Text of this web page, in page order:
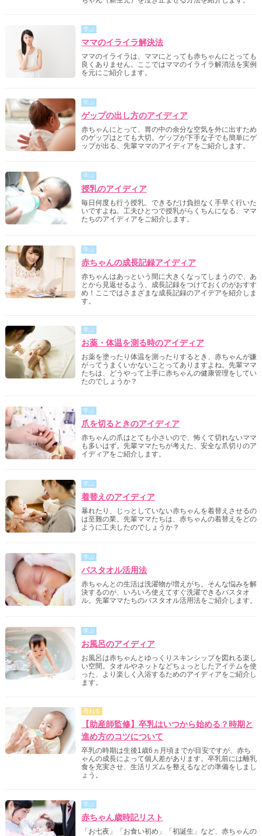
学ぶ
ママのイライラ解決法
ママのイライラは、ママにとっても赤ちゃんにとっても
良くありません。ここではママのイライラ解消法を実例
を元にご紹介します。
学ぶ
ゲップの出し方のアイディア
赤ちゃんにとって、胃の中の余分な空気を外に出すため
のゲップはとても大切。ゲップが下手な子でも簡単にゲ
ップが出る、先輩ママのアイディアをご紹介します。
学ぶ
授乳のアイディア
毎日何度も行う授乳、できるだけ負担なく手早く行いた
いですよね。工夫ひとつで授乳がらくちんになる、ママ
たちのアイディアをご紹介します。
学ぶ
赤ちゃんの成長記録アイディア
赤ちゃんはあっという間に大きくなってしまうので、あ
とから見返せるよう、成長記録をつけておくのがおすす
め！ここではさまざまな成長記録のアイデアを紹介しま
す。
学ぶ
お薬・体温を測る時のアイディア
お薬を塗ったり体温を測ったりするとき、赤ちゃんが嫌
がってうまくいかないことってありますよね。先輩ママ
たちは、どうやって上手に赤ちゃんの健康管理をしてい
たのでしょうか？
学ぶ
爪を切るときのアイディア
赤ちゃんの爪はとても小さいので、怖くて切れないママ
も多いはず。先輩ママたちが考えた、安全な爪切りのア
イディアをご紹介します。
学ぶ
着替えのアイディア
暴れたり、じっとしていない赤ちゃんを着替えさせるの
は至難の業。先輩ママたちは、赤ちゃんの着替えをどの
ように工夫したのでしょうか？
学ぶ
バスタオル活用法
赤ちゃんとの生活は洗濯物が増えがち。そんな悩みを解
決するのが、いろいろ使えてすぐ洗濯できるバスタオ
ル。先輩ママたちのバスタオル活用法をご紹介します。
学ぶ
お風呂のアイディア
お風呂は赤ちゃんとゆっくりスキンシップを図れる楽し
い空間。タオルやネットなどちょっとしたアイテムを使
った、より楽しく入浴するためのアイディアをご紹介し
ます。
尋ねる
【助産師監修】卒乳はいつから始める？時期と
進め方のコツについて
卒乳の時期は生後1歳6ヵ月頃までが目安ですが、赤ち
ゃんの成長によって個人差があります。卒乳前には離乳
食を充実させ、生活リズムを整えるなどの準備をしまし
ょう。
学ぶ
赤ちゃん歳時記リスト
「お七夜」「お食い初め」「初誕生」など、赤ちゃんの